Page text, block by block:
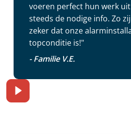
voeren perfect hun werk
steeds de nodige info. Zo
zeker dat onze
topconditie is!"
- Familie V.E.